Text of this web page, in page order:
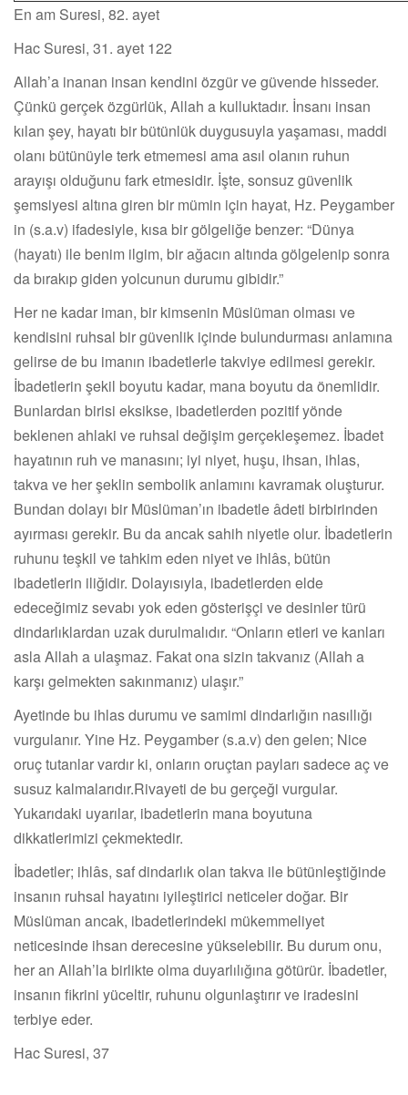
En am Suresi, 82. ayet
Hac Suresi, 31. ayet 122
Allah’a inanan insan kendini özgür ve güvende hisseder.
Çünkü gerçek özgürlük, Allah a kulluktadır. İnsanı insan
kılan şey, hayatı bir bütünlük duygusuyla yaşaması, maddi
olanı bütünüyle terk etmemesi ama asıl olanın ruhun
arayışı olduğunu fark etmesidir. İşte, sonsuz güvenlik
şemsiyesi altına giren bir mümin için hayat, Hz. Peygamber
in (s.a.v) ifadesiyle, kısa bir gölgeliğe benzer: “Dünya
(hayatı) ile benim ilgim, bir ağacın altında gölgelenip sonra
da bırakıp giden yolcunun durumu gibidir.”
Her ne kadar iman, bir kimsenin Müslüman olması ve
kendisini ruhsal bir güvenlik içinde bulundurması anlamına
gelirse de bu imanın ibadetlerle takviye edilmesi gerekir.
İbadetlerin şekil boyutu kadar, mana boyutu da önemlidir.
Bunlardan birisi eksikse, ibadetlerden pozitif yönde
beklenen ahlaki ve ruhsal değişim gerçekleşemez. İbadet
hayatının ruh ve manasını; iyi niyet, huşu, ihsan, ihlas,
takva ve her şeklin sembolik anlamını kavramak oluşturur.
Bundan dolayı bir Müslüman’ın ibadetle âdeti birbirinden
ayırması gerekir. Bu da ancak sahih niyetle olur. İbadetlerin
ruhunu teşkil ve tahkim eden niyet ve ihlâs, bütün
ibadetlerin iliğidir. Dolayısıyla, ibadetlerden elde
edeceğimiz sevabı yok eden gösterişçi ve desinler türü
dindarlıklardan uzak durulmalıdır. “Onların etleri ve kanları
asla Allah a ulaşmaz. Fakat ona sizin takvanız (Allah a
karşı gelmekten sakınmanız) ulaşır.”
Ayetinde bu ihlas durumu ve samimi dindarlığın nasıllığı
vurgulanır. Yine Hz. Peygamber (s.a.v) den gelen; Nice
oruç tutanlar vardır ki, onların oruçtan payları sadece aç ve
susuz kalmalarıdır.Rivayeti de bu gerçeği vurgular.
Yukarıdaki uyarılar, ibadetlerin mana boyutuna
dikkatlerimizi çekmektedir.
İbadetler; ihlâs, saf dindarlık olan takva ile bütünleştiğinde
insanın ruhsal hayatını iyileştirici neticeler doğar. Bir
Müslüman ancak, ibadetlerindeki mükemmeliyet
neticesinde ihsan derecesine yükselebilir. Bu durum onu,
her an Allah’la birlikte olma duyarlılığına götürür. İbadetler,
insanın fikrini yüceltir, ruhunu olgunlaştırır ve iradesini
terbiye eder.
Hac Suresi, 37